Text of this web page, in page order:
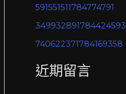
591551511784774791
349932891784424593
740622371784169358
近期留言